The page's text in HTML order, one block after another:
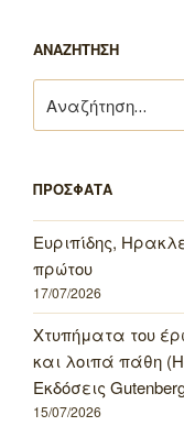
ΑΝΑΖΗΤΗΣΗ
για:
ΠΡΟΣΦΑΤΑ
Ευριπίδης,
πρώτου
17/07/2026
Χτυπήματα του
και λοιπά πάθη
Εκδόσεις
15/07/2026